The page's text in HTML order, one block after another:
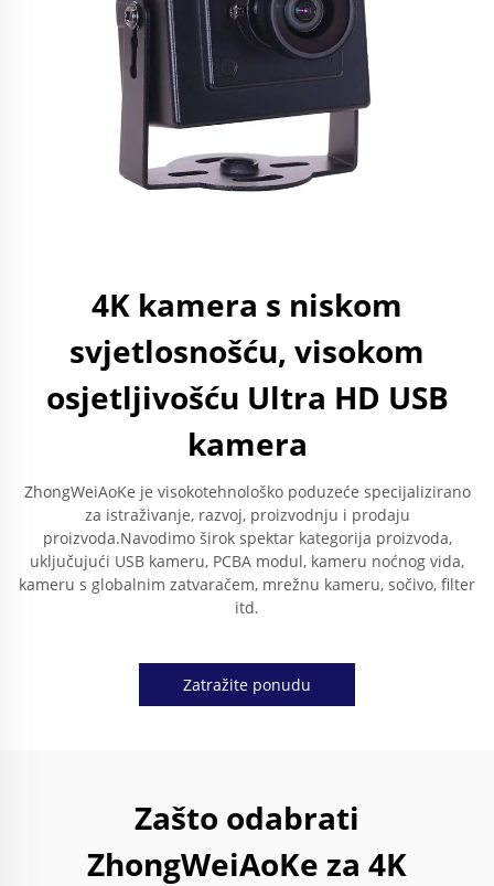
4K kamera s niskom
svjetlosnošću, visokom
osjetljivošću Ultra HD USB
kamera
ZhongWeiAoKe je visokotehnološko poduzeće specijalizirano
za istraživanje, razvoj, proizvodnju i prodaju
proizvoda.Navodimo širok spektar kategorija proizvoda,
uključujući USB kameru, PCBA modul, kameru noćnog vida,
kameru s globalnim zatvaračem, mrežnu kameru, sočivo, filter
itd.
Zatražite ponudu
Zašto odabrati
ZhongWeiAoKe za 4K